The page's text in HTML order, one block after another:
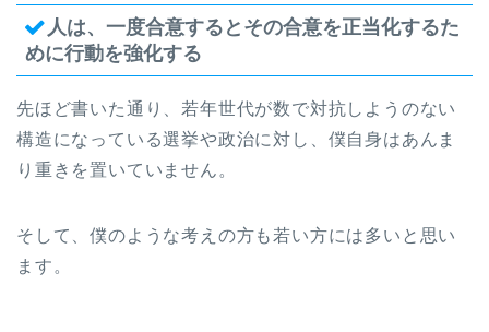
人は、一度合意するとその合意を正当化するた
めに行動を強化する
先ほど書いた通り、若年世代が数で対抗しようのない
構造になっている選挙や政治に対し、僕自身はあんま
り重きを置いていません。
そして、僕のような考えの方も若い方には多いと思い
ます。